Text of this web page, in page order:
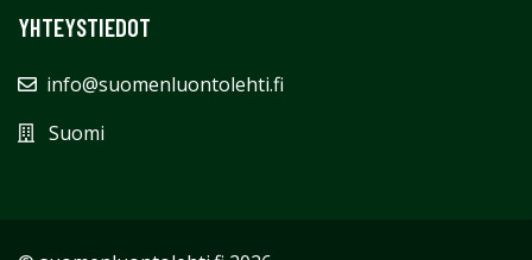
YHTEYSTIEDOT
info@suomenluontolehti.fi
Suomi